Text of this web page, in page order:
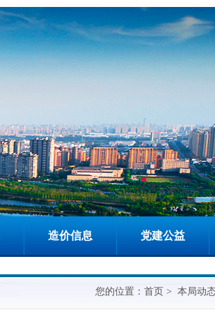
造价信息 党建公益
您的位置： 首页 > 本局动